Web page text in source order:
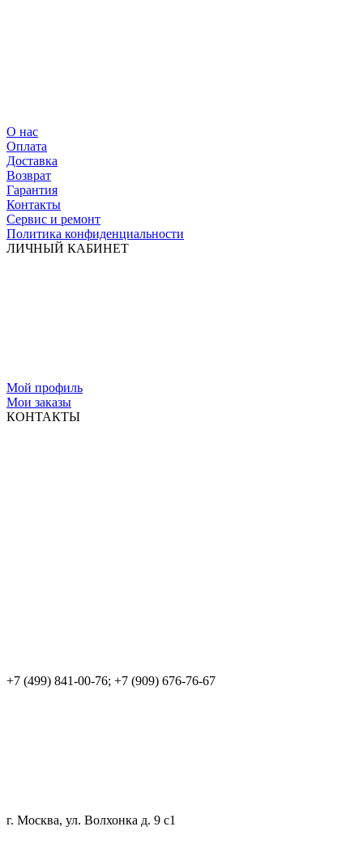
О нас
Оплата
Доставка
Возврат
Гарантия
Контакты
Сервис и ремонт
Политика конфиденциальности
ЛИЧНЫЙ КАБИНЕТ
Мой профиль
Мои заказы
КОНТАКТЫ
+7 (499) 841-00-76; +7 (909) 676-76-67
г. Москва, ул. Волхонка д. 9 с1